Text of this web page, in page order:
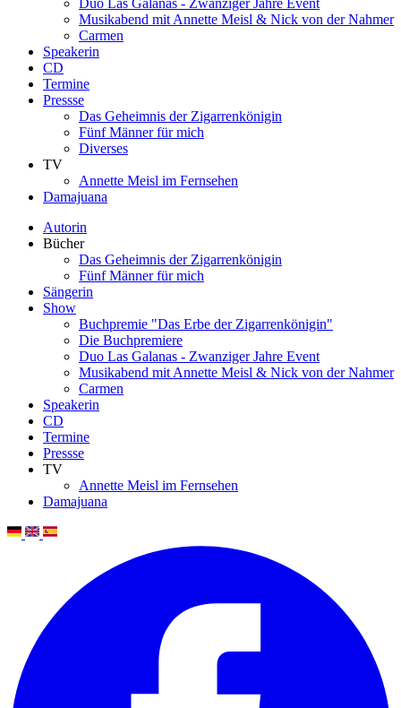
Duo Las Galanas - Zwanziger Jahre Event
Musikabend mit Annette Meisl & Nick von der Nahmer
Carmen
Speakerin
CD
Termine
Pressse
Das Geheimnis der Zigarrenkönigin
Fünf Männer für mich
Diverses
TV
Annette Meisl im Fernsehen
Damajuana
Autorin
Bücher
Das Geheimnis der Zigarrenkönigin
Fünf Männer für mich
Sängerin
Show
Buchpremie "Das Erbe der Zigarrenkönigin"
Die Buchpremiere
Duo Las Galanas - Zwanziger Jahre Event
Musikabend mit Annette Meisl & Nick von der Nahmer
Carmen
Speakerin
CD
Termine
Pressse
TV
Annette Meisl im Fernsehen
Damajuana